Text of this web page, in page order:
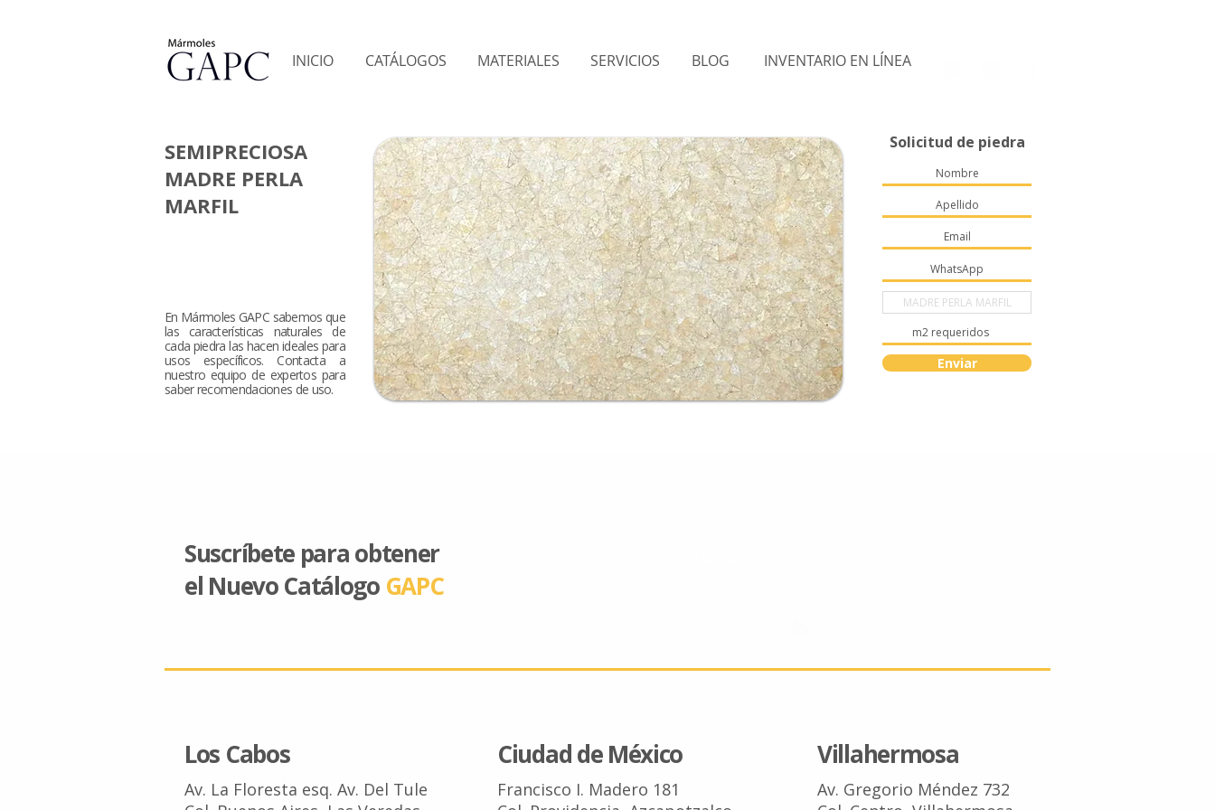
SEMIPRECIOSA
MADRE PERLA
MARFIL
En Mármoles GAPC sabemos que
las características naturales de
cada piedra las hacen ideales para
usos específicos. Contacta a
nuestro equipo de expertos para
saber recomendaciones de uso.
Solicitud de piedra
Enviar
INICIO CATÁLOGOS MATERIALES SERVICIOS BLOG INVENTARIO EN LÍNEA
Suscríbete para obtener
el Nuevo Catálogo GAPC
Los Cabos
Av. La Floresta esq. Av. Del Tule
Ciudad de México
Francisco I. Madero 181
Villahermosa
Av. Gregorio Méndez 732